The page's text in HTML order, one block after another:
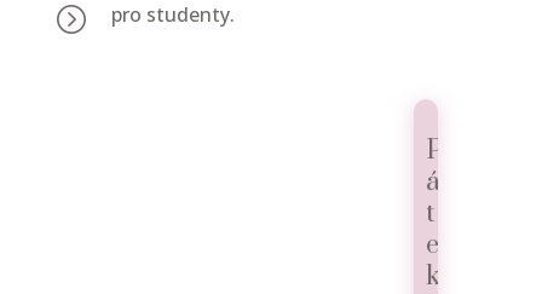
= pro studenty.
P
á
t
e
k